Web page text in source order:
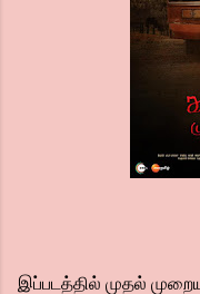
இப்படத்தில் முதல்